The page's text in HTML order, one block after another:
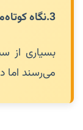
3.نگاه
بسیاری از
می‌رسند